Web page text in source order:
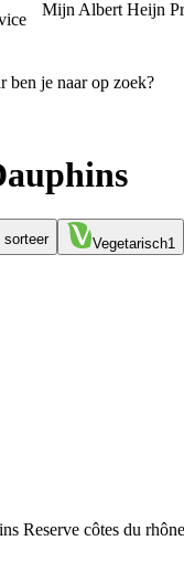
Mijn Albert Heijn
sorteer Vegetarisch1
Reserve côtes du